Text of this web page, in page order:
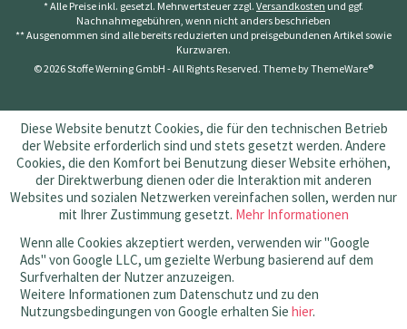
* Alle Preise inkl. gesetzl. Mehrwertsteuer zzgl. Versandkosten und ggf.
Nachnahmegebühren, wenn nicht anders beschrieben
** Ausgenommen sind alle bereits reduzierten und preisgebundenen Artikel sowie
Kurzwaren.
© 2026 Stoffe Werning GmbH - All Rights Reserved. Theme byThemeWare®
Diese Website benutzt Cookies, die für den technischen Betrieb
der Website erforderlich sind und stets gesetzt werden. Andere
Cookies, die den Komfort bei Benutzung dieser Website erhöhen,
der Direktwerbung dienen oder die Interaktion mit anderen
Websites und sozialen Netzwerken vereinfachen sollen, werden nur
mit Ihrer Zustimmung gesetzt. Mehr Informationen
Wenn alle Cookies akzeptiert werden, verwenden wir "Google
Ads" von Google LLC, um gezielte Werbung basierend auf dem
Surfverhalten der Nutzer anzuzeigen.
Weitere Informationen zum Datenschutz und zu den
Nutzungsbedingungen von Google erhalten Sie hier.